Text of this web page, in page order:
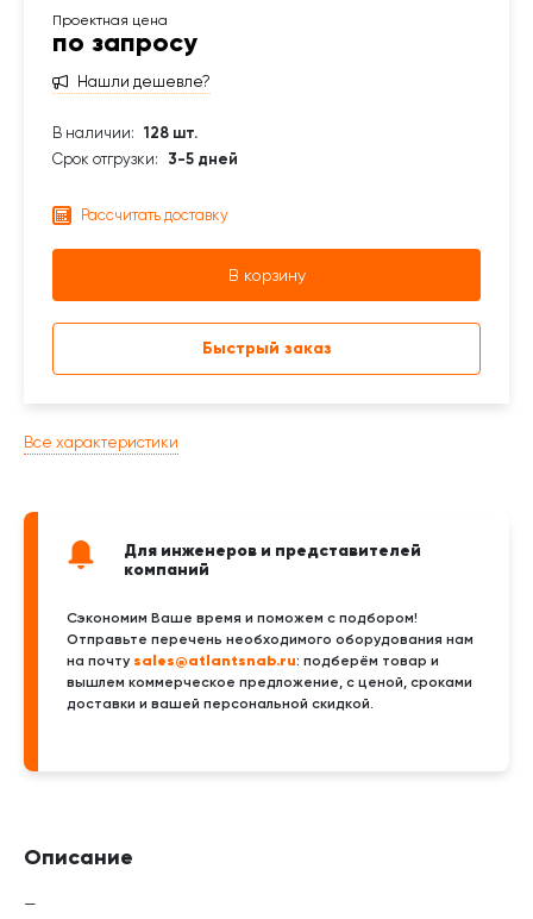
Все характеристики
Для инженеров и представителей
компаний
Сэкономим Ваше время и поможем с подбором!
Отправьте перечень необходимого оборудования нам
на почту sales@atlantsnab.ru: подберём товар и
вышлем коммерческое предложение, с ценой, сроками
доставки и вашей персональной скидкой.
по запросу
Нашли дешевле?
В наличии: 128 шт.
Срок отгрузки:
3-5 дней
Рассчитать доставку
В корзину
Быстрый заказ
Описание
—